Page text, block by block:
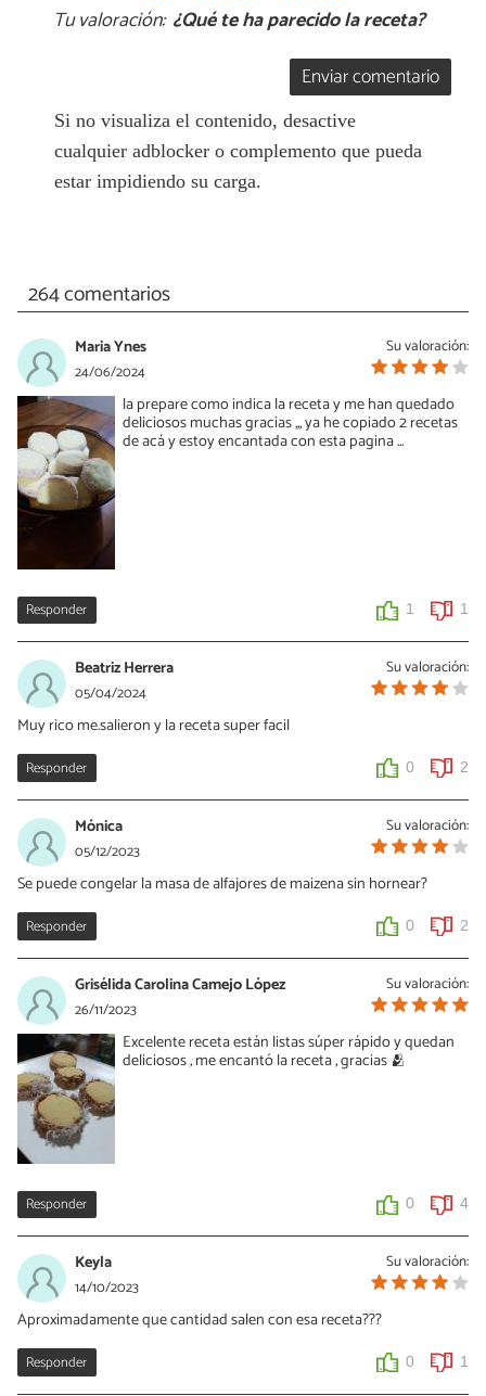
Tu valoración: ¿Qué te ha parecido la receta?
Enviar comentario
Si no visualiza el contenido, desactive
cualquier adblocker o complemento que pueda
estar impidiendo su carga.
264 comentarios
Su valoración:
Maria Ynes
24/06/2024
la prepare como indica la receta y me han quedado
deliciosos muchas gracias ,,, ya he copiado 2 recetas
de acá y estoy encantada con esta pagina ...
Responder 1 1
Su valoración:
Beatriz Herrera
05/04/2024
Muy rico me.salieron y la receta super facil
Responder 0 2
Su valoración:
Mónica
05/12/2023
Se puede congelar la masa de alfajores de maizena sin hornear?
Responder 0 2
Su valoración:
Grisélida Carolina Camejo López
26/11/2023
Excelente receta están listas súper rápido y quedan
deliciosos , me encantó la receta , gracias 🫂
Responder 0 4
Su valoración:
Keyla
14/10/2023
Aproximadamente que cantidad salen con esa receta???
Responder 0 1